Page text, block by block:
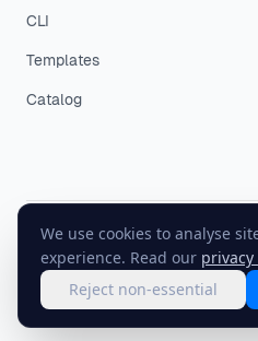
We use cookies to analyse
experience. Read our privacy
Reject non-essential
CLI
Templates
Catalog
©2026EasyEnv.
Terms
·